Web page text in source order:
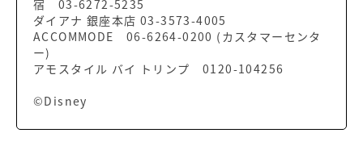
宿 03-6272-5235
ダイアナ 銀座本店 03-3573-4005
ACCOMMODE 06-6264-0200 (カスタマーセンタ
ー)
アモスタイル バイ トリンプ 0120-104256
©Disney